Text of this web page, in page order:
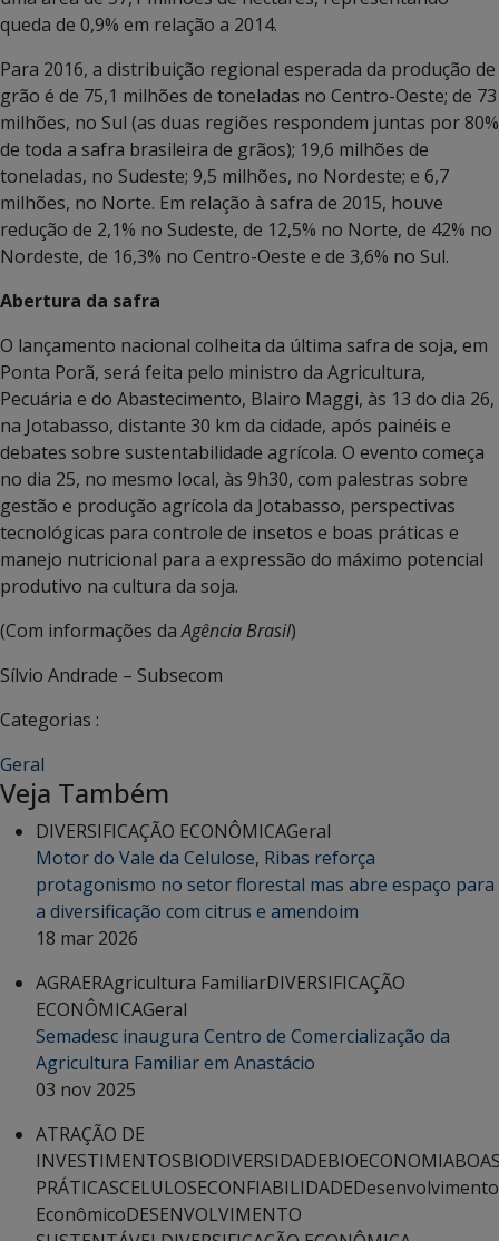
queda de 0,9% em relação a 2014.
Para 2016, a distribuição regional esperada da produção de
grão é de 75,1 milhões de toneladas no Centro-Oeste; de 73
milhões, no Sul (as duas regiões respondem juntas por 80%
de toda a safra brasileira de grãos); 19,6 milhões de
toneladas, no Sudeste; 9,5 milhões, no Nordeste; e 6,7
milhões, no Norte. Em relação à safra de 2015, houve
redução de 2,1% no Sudeste, de 12,5% no Norte, de 42% no
Nordeste, de 16,3% no Centro-Oeste e de 3,6% no Sul.
Abertura da safra
O lançamento nacional colheita da última safra de soja, em
Ponta Porã, será feita pelo ministro da Agricultura,
Pecuária e do Abastecimento, Blairo Maggi, às 13 do dia 26,
na Jotabasso, distante 30 km da cidade, após painéis e
debates sobre sustentabilidade agrícola. O evento começa
no dia 25, no mesmo local, às 9h30, com palestras sobre
gestão e produção agrícola da Jotabasso, perspectivas
tecnológicas para controle de insetos e boas práticas e
manejo nutricional para a expressão do máximo potencial
produtivo na cultura da soja.
(Com informações daAgência Brasil)
Sílvio Andrade – Subsecom
Categorias :
Geral
Veja Também
DIVERSIFICAÇÃO ECONÔMICAGeral
Motor do Vale da Celulose, Ribas reforça
protagonismo no setor florestal mas abre espaço para
a diversificação com citrus e amendoim
18 mar 2026
AGRAERAgricultura FamiliarDIVERSIFICAÇÃO
ECONÔMICAGeral
Semadesc inaugura Centro de Comercialização da
Agricultura Familiar em Anastácio
03 nov 2025
ATRAÇÃO DE
INVESTIMENTOSBIODIVERSIDADEBIOECONOMIA
PRÁTICASCELULOSECONFIABILIDADEDesenvolvimento
EconômicoDESENVOLVIMENTO